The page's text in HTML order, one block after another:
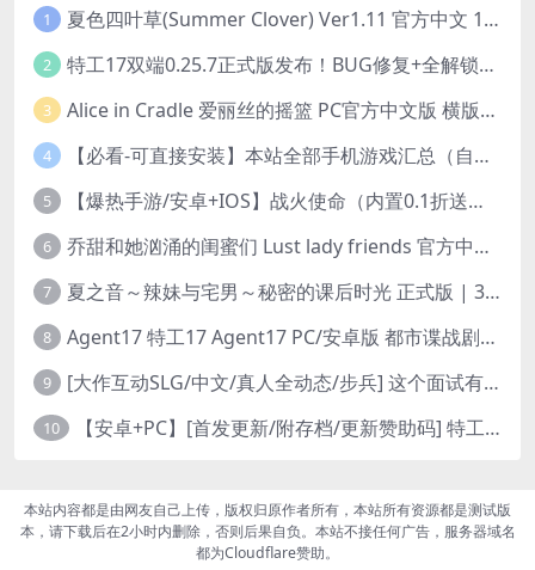
1 夏色四叶草(Summer Clover) Ver1.11 官方中文 1+4.35G 全CG 有CV 百度盘版本
2 特工17双端0.25.7正式版发布！BUG修复+全解锁存档+赞助码合集（安卓/PC/中文/动态）
3 Alice in Cradle 爱丽丝的摇篮 PC官方中文版 横版动作ACT 手绘幻想风 v0.29g 完整体验版
4 【必看-可直接安装】本站全部手机游戏汇总（自带修改器MOD）
5 【爆热手游/安卓+IOS】战火使命（内置0.1折送可触碰战姬）[中文/美女养成/整合兑换码/双端互通/更新]（公测）
6 乔甜和她汹涌的闺蜜们 Lust lady friends 官方中文版本 SLG类型
7 夏之音～辣妹与宅男～秘密的课后时光 正式版 | 3D 动态步兵触摸互动 SLG|PC 平台 | 内嵌汉化 + 去码补丁 + 修改存档 | 1.5G
8 Agent17 特工17 Agent17 PC/安卓版 都市谍战剧情模拟RPG v0.26.6 官方中文高清版
9 [大作互动SLG/中文/真人全动态/步兵] 这个面试有点硬2-远征东洋篇 免登录破解版本V1.11 官方中文步兵 [20G/新破解/中文配音]
10 【安卓+PC】[首发更新/附存档/更新赞助码] 特工17Agent V0.25.9 官方中文版+赞助码+修复多项BUG 3月29最新版本
本站内容都是由网友自己上传，版权归原作者所有，本站所有资源都是测试版
本，请下载后在2小时内删除，否则后果自负。本站不接任何广告，服务器域名
都为Cloudflare赞助。